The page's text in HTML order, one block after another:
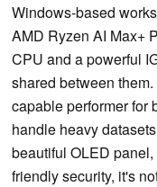
Windows-based
AMD Ryzen AI Max+
CPU and a powerful
shared between
capable performer for
handle heavy
beautiful OLED
friendly security, it's